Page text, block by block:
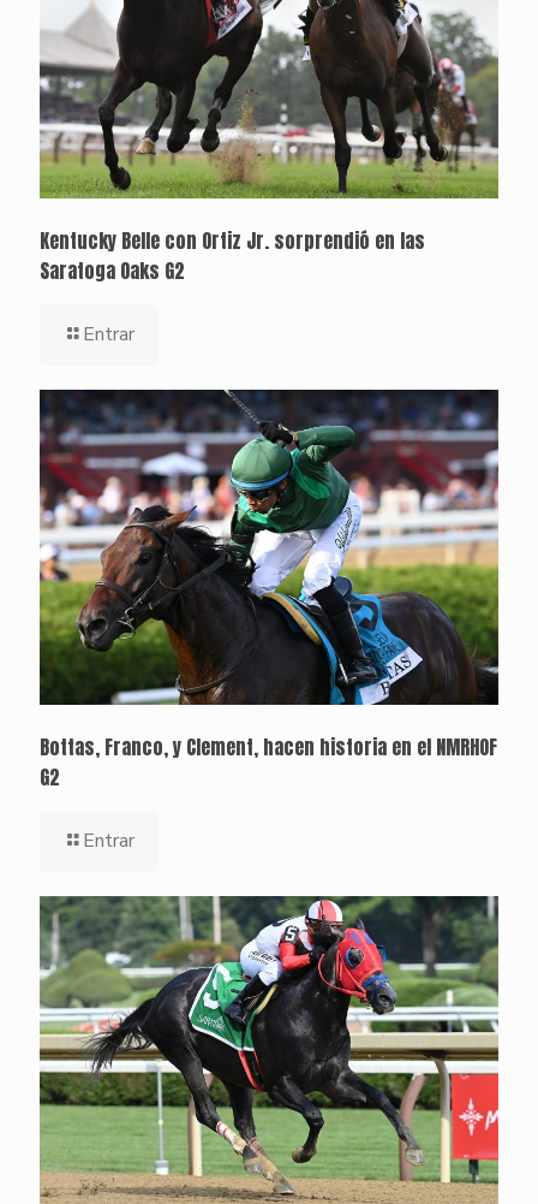
Kentucky Belle con Ortiz Jr. sorprendió en las
Saratoga Oaks G2
Entrar
Bottas, Franco, y Clement, hacen historia en el NMRHOF
G2
Entrar